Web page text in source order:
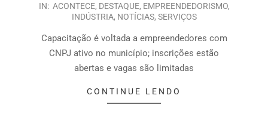
IN: ACONTECE, DESTAQUE, EMPREENDEDORISMO,
INDÚSTRIA, NOTÍCIAS, SERVIÇOS
Capacitação é voltada a empreendedores com
CNPJ ativo no município; inscrições estão
abertas e vagas são limitadas
CONTINUE LENDO